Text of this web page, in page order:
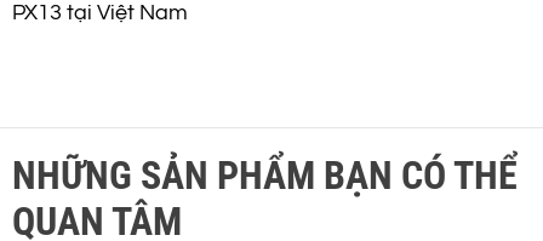
PX13 tại Việt Nam
NHỮNG SẢN PHẨM BẠN CÓ THỂ
QUAN TÂM